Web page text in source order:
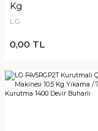
Kg
LG
0,00 TL